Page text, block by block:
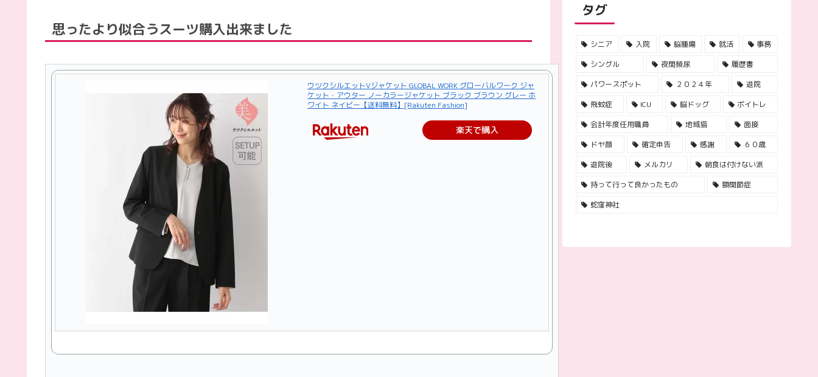
思ったより似合うスーツ購入出来ました
ウツクシルエットVジャケット GLOBAL WORK グローバルワーク ジャ
ケット・アウター ノーカラージャケット ブラック ブラウン グレー ホ
ワイト ネイビー【送料無料】[Rakuten Fashion]
楽天で購入
タグ
シニア 入院 脳腫瘍 就活
事務
シングル
夜間頻尿
履歴書
パワースポット
２０２４年
退院
飛蚊症
ICU 脳ドッグ
ボイトレ
会計年度任用職員
地域猫
面接
ドヤ顔
確定申告 感謝
６０歳
退院後
メルカリ
朝食は付けない派
持って行って良かったもの
額関節症
蛇窪神社